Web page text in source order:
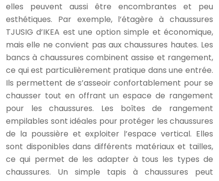
elles peuvent aussi être encombrantes et peu
esthétiques. Par exemple, l’étagère à chaussures
TJUSIG d’IKEA est une option simple et économique,
mais elle ne convient pas aux chaussures hautes. Les
bancs à chaussures combinent assise et rangement,
ce qui est particulièrement pratique dans une entrée.
Ils permettent de s’asseoir confortablement pour se
chausser tout en offrant un espace de rangement
pour les chaussures. Les boîtes de rangement
empilables sont idéales pour protéger les chaussures
de la poussière et exploiter l’espace vertical. Elles
sont disponibles dans différents matériaux et tailles,
ce qui permet de les adapter à tous les types de
chaussures. Un simple tapis à chaussures peut